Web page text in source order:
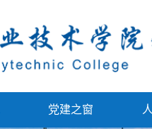
党建之窗